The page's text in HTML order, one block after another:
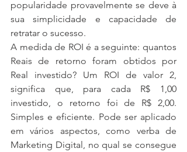
popularidade provavelmente se deve à
sua simplicidade e capacidade de
retratar o sucesso.
A medida de ROI é a seguinte: quantos
Reais de retorno foram obtidos por
Real investido? Um ROI de valor 2,
significa que, para cada R$ 1,00
investido, o retorno foi de R$ 2,00.
Simples e eficiente. Pode ser aplicado
em vários aspectos, como verba de
Marketing Digital, no qual se consegue